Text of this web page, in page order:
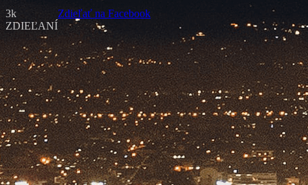
3k
ZDIEĽANÍ
Zdieľať na Facebook